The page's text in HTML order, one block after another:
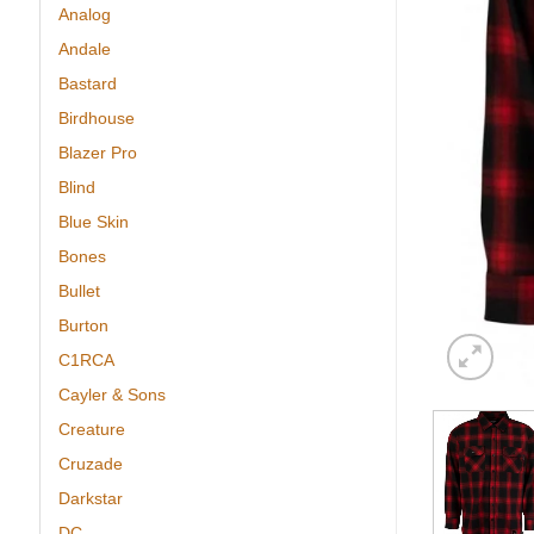
Analog
Andale
Bastard
Birdhouse
Blazer Pro
Blind
Blue Skin
Bones
Bullet
Burton
C1RCA
Cayler & Sons
Creature
Cruzade
Darkstar